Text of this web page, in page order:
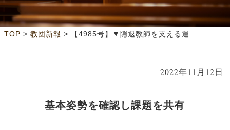
TOP > 教団新報 > 【4985号】▼隠退教師を支える運動・全教区推進協議会▲（2面）
2022年11月12日
基本姿勢を確認し課題を共有